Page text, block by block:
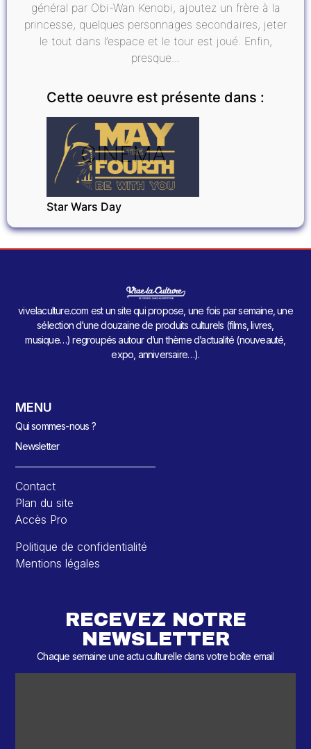
général par Obi-Wan Kenobi, ajoutez un frère à la
princesse, quelques personnages secondaires, jeter
le tout dans l’espace et le tour est joué. Enfin,
presque...
Cette oeuvre est présente dans :
CINÉMA
Star Wars Day
vivelaculture.com est un site qui propose, une fois par semaine, une
sélection d’une douzaine de produits culturels (films, livres,
musique…) regroupés autour d’un thème d’actualité (nouveauté,
expo, anniversaire…).
MENU
Qui sommes-nous ?
Newsletter
Contact
Plan du site
Accès Pro
Politique de confidentialité
Mentions légales
RECEVEZ NOTRE
NEWSLETTER
Chaque semaine une actu culturelle dans votre boîte email